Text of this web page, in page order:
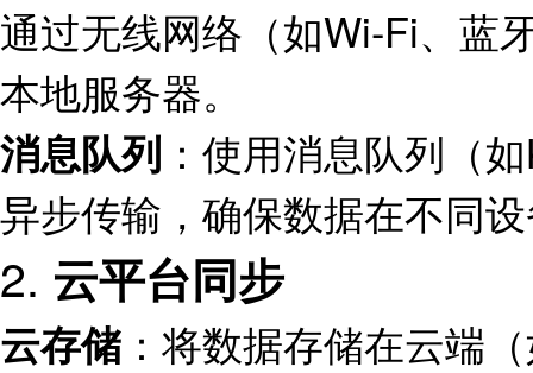
通过无线网络（如Wi-Fi、蓝
本地服务器。
消息队列 ：使用消息队列（
异步传输，确保数据在不同
2. 云平台同步
云存储 ：将数据存储在云端